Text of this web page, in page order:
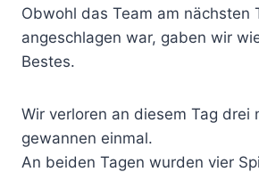
Obwohl das Team am nächsten
angeschlagen war, gaben wir
Bestes.
Wir verloren an diesem Tag drei
gewannen einmal.
An beiden Tagen wurden vier